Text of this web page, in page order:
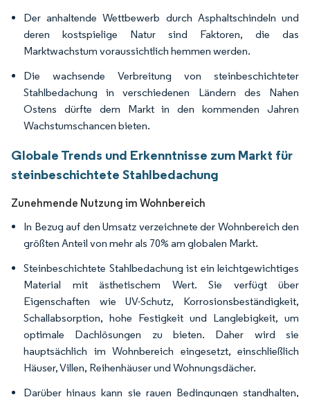
Der anhaltende Wettbewerb durch Asphaltschindeln und
deren kostspielige Natur sind Faktoren, die das
Marktwachstum voraussichtlich hemmen werden.
Die wachsende Verbreitung von steinbeschichteter
Stahlbedachung in verschiedenen Ländern des Nahen
Ostens dürfte dem Markt in den kommenden Jahren
Wachstumschancen bieten.
Globale Trends und Erkenntnisse zum Markt für
steinbeschichtete Stahlbedachung
Zunehmende Nutzung im Wohnbereich
In Bezug auf den Umsatz verzeichnete der Wohnbereich den
größten Anteil von mehr als 70% am globalen Markt.
Steinbeschichtete Stahlbedachung ist ein leichtgewichtiges
Material mit ästhetischem Wert. Sie verfügt über
Eigenschaften wie UV-Schutz, Korrosionsbeständigkeit,
Schallabsorption, hohe Festigkeit und Langlebigkeit, um
optimale Dachlösungen zu bieten. Daher wird sie
hauptsächlich im Wohnbereich eingesetzt, einschließlich
Häuser, Villen, Reihenhäuser und Wohnungsdächer.
Darüber hinaus kann sie rauen Bedingungen standhalten,